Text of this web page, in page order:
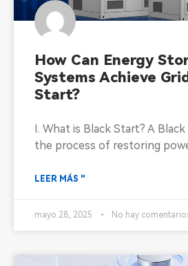
How Can Energy
Systems Achieve
Start?
I. What is Black Start? A
the process of restoring
LEER MÁS "
mayo 28, 2025 No hay